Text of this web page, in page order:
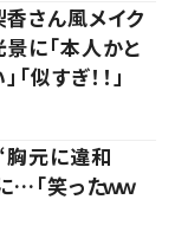
さん風メイク
に「本人かと
似すぎ！！」
胸元に違和
「笑ったｗｗ